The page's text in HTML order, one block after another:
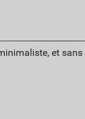
et